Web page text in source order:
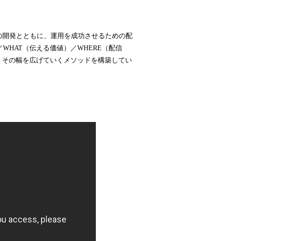
発とともに、運用を成功させるための配
（伝える価値）／WHERE（配信
の幅を広げていくメソッドを構築してい